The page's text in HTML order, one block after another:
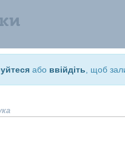
або ввійдіть , щоб